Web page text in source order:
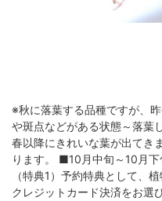
※秋に落葉する品種ですが、
や斑点などがある状態～落葉
春以降にきれいな葉が出てき
ります。 ■10月中旬～10月下
（特典1）予約特典として、
クレジットカード決済をお選